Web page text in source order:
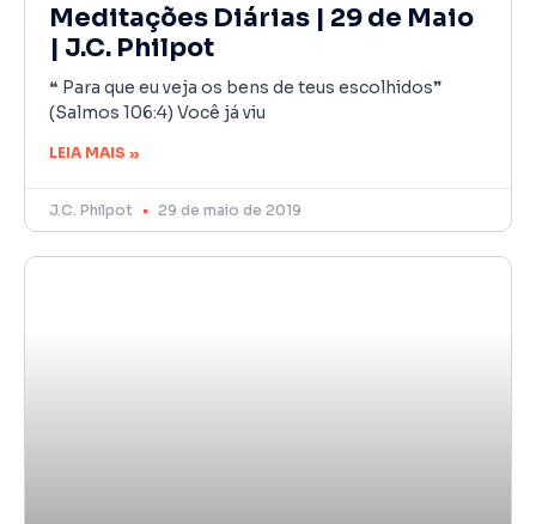
Meditações Diárias | 29 de Maio
| J.C. Philpot
❝ Para que eu veja os bens de teus escolhidos❞
(Salmos 106:4) Você já viu
LEIA MAIS »
J.C. Philpot 29 de maio de 2019